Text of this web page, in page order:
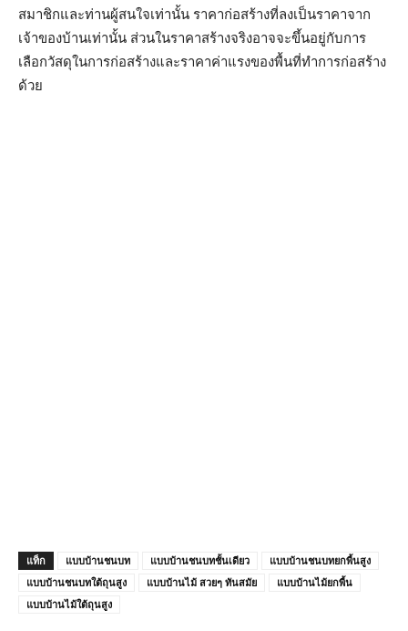
สมาชิกและท่านผู้สนใจเท่านั้น ราคาก่อสร้างที่ลงเป็นราคาจาก
เจ้าของบ้านเท่านั้น ส่วนในราคาสร้างจริงอาจจะขึ้นอยู่กับการ
เลือกวัสดุในการก่อสร้างและราคาค่าแรงของพื้นที่ทำการก่อสร้าง
ด้วย
แท็ก แบบบ้านชนบท แบบบ้านชนบทชั้นเดียว
แบบบ้านชนบทยกพื้นสูง
แบบบ้านชนบทใต้ถุนสูง
แบบบ้านไม้ สวยๆ ทันสมัย
แบบบ้านไม้ยกพื้น
แบบบ้านไม้ใต้ถุนสูง